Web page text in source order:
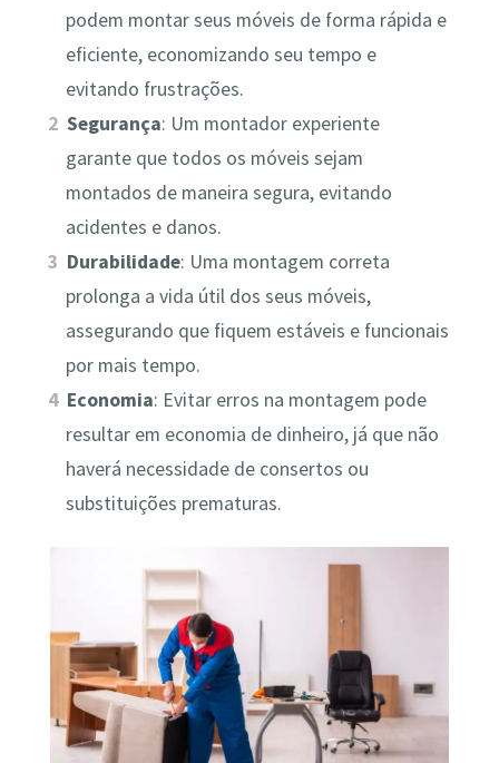
podem montar seus móveis de forma rápida e
eficiente, economizando seu tempo e
evitando frustrações.
Segurança: Um montador experiente
garante que todos os móveis sejam
montados de maneira segura, evitando
acidentes e danos.
Durabilidade: Uma montagem correta
prolonga a vida útil dos seus móveis,
assegurando que fiquem estáveis e funcionais
por mais tempo.
Economia: Evitar erros na montagem pode
resultar em economia de dinheiro, já que não
haverá necessidade de consertos ou
substituições prematuras.